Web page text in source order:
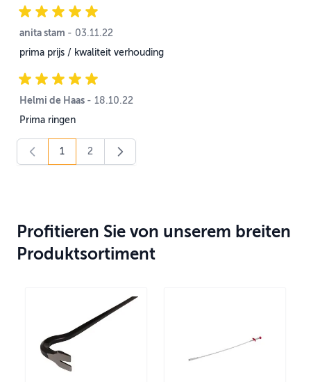
anita stam - 3. November 2022
03.11.22
prima prijs / kwaliteit verhouding
Helmi de Haas - 18. Oktober 2022
18.10.22
Prima ringen
You're currently reading page
1
Page
2
Profitieren Sie von unserem breiten
Produktsortiment